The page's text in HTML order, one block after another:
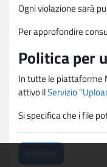
Ogni violazione sarà
Per approfondire
Politica per
In tutte le piattaforme
attivo ilServizio
Si specifica che i file
Indietro